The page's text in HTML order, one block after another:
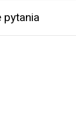
pytania